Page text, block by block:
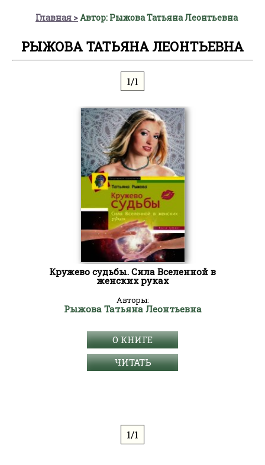
Главная Автор: Рыжова Татьяна Леонтьевна
РЫЖОВА ТАТЬЯНА ЛЕОНТЬЕВНА
1/1
Кружево судьбы. Сила Вселенной в
женских руках
Авторы:
Рыжова Татьяна Леонтьевна
О КНИГЕ
ЧИТАТЬ
1/1